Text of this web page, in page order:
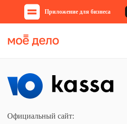
Приложение для бизнеса
Официальный сайт: